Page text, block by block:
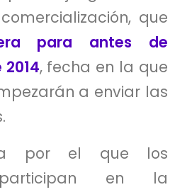
que
para antes de
, fecha en la que
a enviar las
por el que los
en la